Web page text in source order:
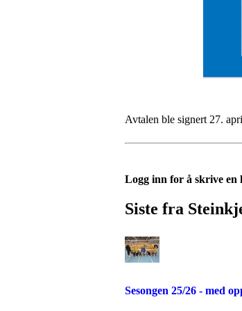
Avtalen ble signert 27.
Logg inn for å skrive en
Siste fra
Sesongen 25/26 - med